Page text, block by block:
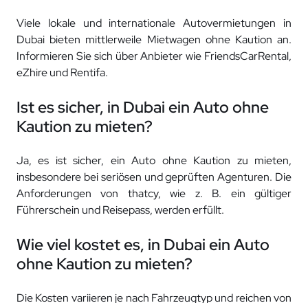
Viele lokale und internationale Autovermietungen in
Dubai bieten mittlerweile Mietwagen ohne Kaution an.
Informieren Sie sich über Anbieter wie FriendsCarRental,
eZhire und Rentifa.
Ist es sicher, in Dubai ein Auto ohne
Kaution zu mieten?
Ja, es ist sicher, ein Auto ohne Kaution zu mieten,
insbesondere bei seriösen und geprüften Agenturen. Die
Anforderungen von thatcy, wie z. B. ein gültiger
Führerschein und Reisepass, werden erfüllt.
Wie viel kostet es, in Dubai ein Auto
ohne Kaution zu mieten?
Die Kosten variieren je nach Fahrzeugtyp und reichen von